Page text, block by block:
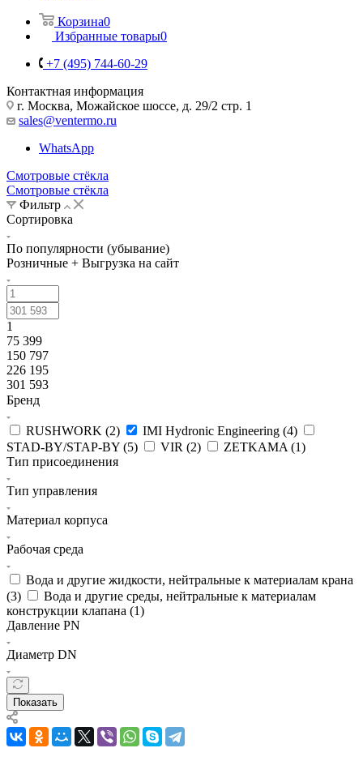
Корзина0
Избранные товары0
+7 (495) 744-60-29
Контактная информация
г. Москва, Можайское шоссе, д. 29/2 стр. 1
sales@ventermo.ru
WhatsApp
Смотровые стёкла
Смотровые стёкла
Фильтр
Сортировка
По популярности (убывание)
Розничные + Выгрузка на сайт
1
75 399
150 797
226 195
301 593
Бренд
RUSHWORK (2) IMI Hydronic Engineering (4)
STAD-BY/STAP-BY (5) VIR (2) ZETKAMA (1)
Тип присоединения
Тип управления
Материал корпуса
Рабочая среда
Вода и другие жидкости, нейтральные к материалам крана
(3)
Вода и другие среды, нейтральные к материалам
конструкции клапана (1)
Давление PN
Диаметр DN
Показать